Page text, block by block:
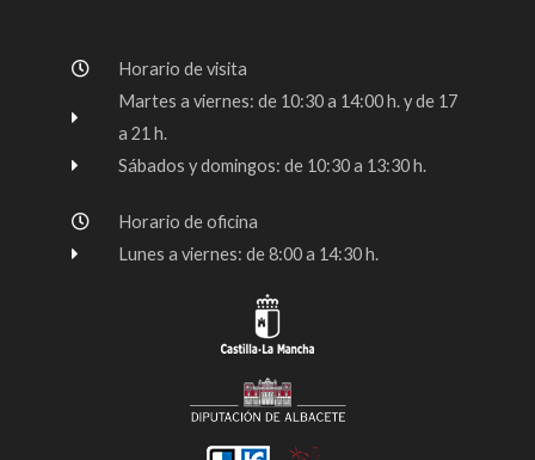
o
o
-
r
a
m
e
Horario de visita
Martes a viernes: de 10:30 a 14:00 h. y de 17
a 21 h.
Sábados y domingos: de 10:30 a 13:30 h.
Horario de oficina
Lunes a viernes: de 8:00 a 14:30 h.